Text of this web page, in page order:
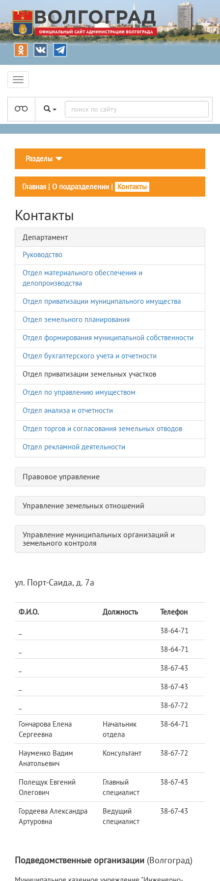
Разделы
Главная | О подразделении | Контакты
Контакты
Департамент
Руководство
Отдел материального обеспечения и
делопроизводства
Отдел приватизации муниципального имущества
Отдел земельного планирования
Отдел формирования муниципальной собственности
Отдел бухгалтерского учета и отчетности
Отдел приватизации земельных участков
Отдел по управлению имуществом
Отдел анализа и отчетности
Отдел торгов и согласования земельных отводов
Отдел рекламной деятельности
Правовое управление
Управление земельных отношений
Управление муниципальных организаций и
земельного контроля
ул. Порт-Саида, д. 7а
Ф.И.О. Должность
Телефон
38-64-71
38-64-71
38-67-43
38-67-43
38-67-72
Гончарова Елена
Сергеевна
Начальник
отдела
38-64-71
Науменко Вадим
Анатольевич
Консультант 38-67-72
Полещук Евгений
Олегович
Главный
специалист
38-67-43
Гордеева Александра
Артуровна
Ведущий
специалист
38-67-43
Подведомственные организации (Волгоград)